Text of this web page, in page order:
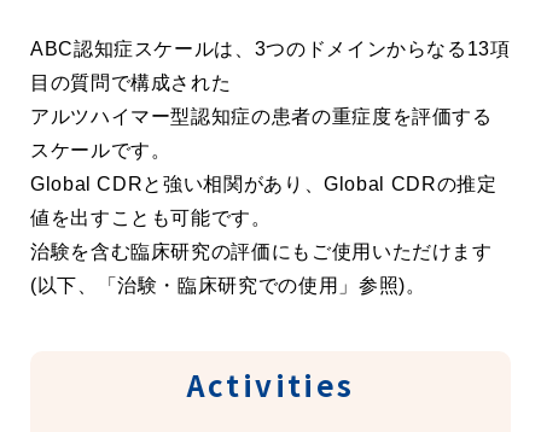
ABC認知症スケールは、3つのドメインからなる13項
目の質問で構成された
アルツハイマー型認知症の患者の重症度を評価する
スケールです。
Global CDRと強い相関があり、Global CDRの推定
値を出すことも可能です。
治験を含む臨床研究の評価にもご使用いただけます
(以下、「治験・臨床研究での使用」参照)。
Activities